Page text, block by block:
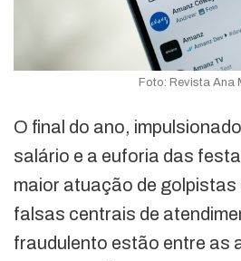
Foto: Revista Ana
O final do ano,
salário e a euforia das
maior atuação de golpistas
falsas centrais de
fraudulento estão entre as